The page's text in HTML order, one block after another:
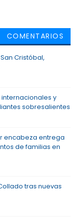
COMENTARIOS
Cristóbal,
y
sobresalientes
encabeza entrega
de familias en
tras nuevas